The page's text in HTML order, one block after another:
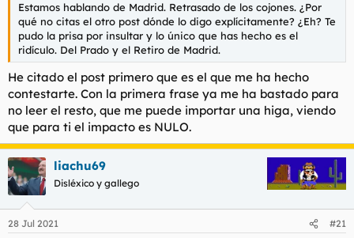
Estamos hablando de Madrid. Retrasado de los cojones. ¿Por
qué no citas el otro post dónde lo digo explícitamente? ¿Eh? Te
pudo la prisa por insultar y lo único que has hecho es el
ridículo. Del Prado y el Retiro de Madrid.
He citado el post primero que es el que me ha hecho
contestarte. Con la primera frase ya me ha bastado para
no leer el resto, que me puede importar una higa, viendo
que para ti el impacto es NULO.
liachu69
Disléxico y gallego
28 Jul 2021 #21